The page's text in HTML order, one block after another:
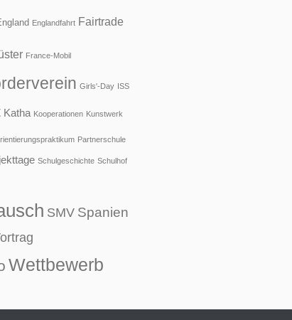
Englandfahrt Fairtrade
France-Mobil
Girls'-Day ISS
Katha Kooperationen Kunstwerk
Partnerschule
Schulgeschichte Schulhof
SMV Spanien
Wettbewerb